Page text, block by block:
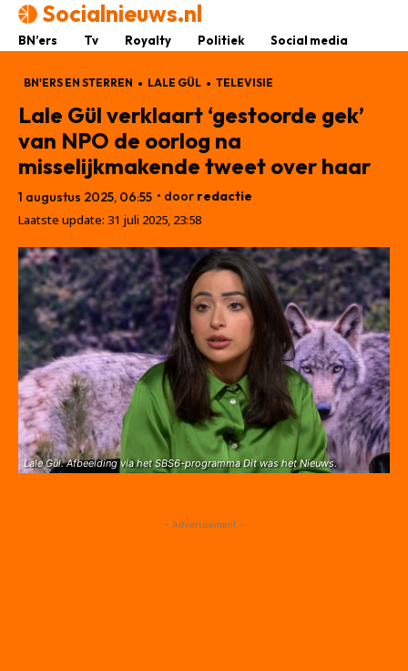
Socialnieuws.nl
BN’ers Tv Royalty Politiek Social media
BN'ERS EN STERREN LALE GÜL TELEVISIE
Lale Gül verklaart ‘gestoorde gek’
van NPO de oorlog na
misselijkmakende tweet over haar
1 augustus 2025, 06:55 • door redactie
Laatste update: 31 juli 2025, 23:58
Lale Gül. Afbeelding via het SBS6-programma Dit was het Nieuws.
- Advertisement -